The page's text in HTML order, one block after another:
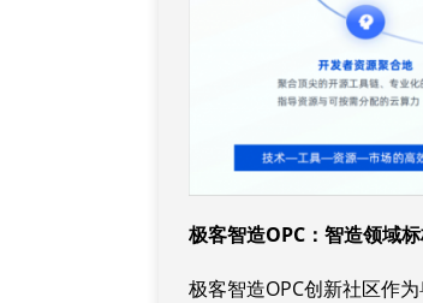
极客智造OPC：智造领域
极客智造OPC创新社区作